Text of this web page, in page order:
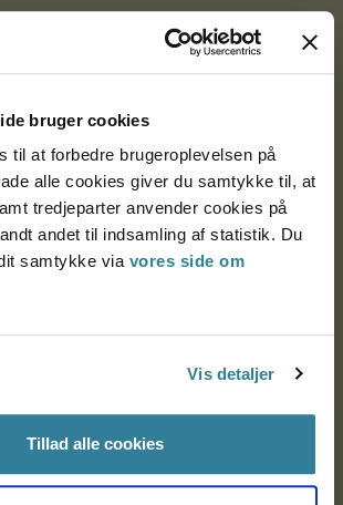
bruger cookies
til at forbedre brugeroplevelsen på
alle cookies giver du samtykke til, at
tredjeparter anvender cookies på
andet til indsamling af statistik. Du
samtykke via vores side om
Vis detaljer
Tillad alle cookies
Aalborg
København